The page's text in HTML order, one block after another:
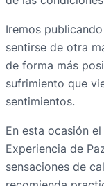
Iremos
sentirse de otra
de forma más
sufrimiento que
sentimientos.
En esta ocasión
Experiencia de
sensaciones de